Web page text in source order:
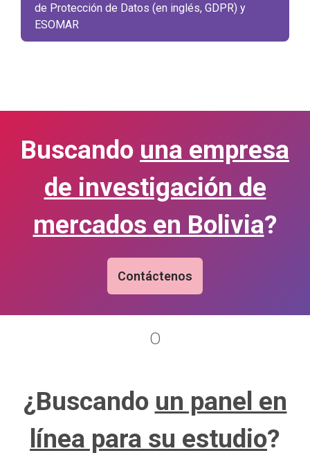
de Protección de Datos (en inglés, GDPR) y
ESOMAR
Buscando una empresa
de investigación de
mercados en Bolivia?
Contáctenos
O
¿Buscando un panel en
línea para su estudio?